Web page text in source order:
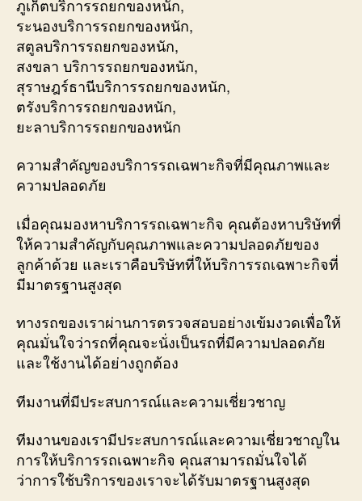
ภูเก็ตบริการรถยกของหนัก,
ระนองบริการรถยกของหนัก,
สตูลบริการรถยกของหนัก,
สงขลา บริการรถยกของหนัก,
สุราษฎร์ธานีบริการรถยกของหนัก,
ตรังบริการรถยกของหนัก,
ยะลาบริการรถยกของหนัก
ความสำคัญของบริการรถเฉพาะกิจที่มีคุณภาพและ
ความปลอดภัย
เมื่อคุณมองหาบริการรถเฉพาะกิจ คุณต้องหาบริษัทที่
ให้ความสำคัญกับคุณภาพและความปลอดภัยของ
ลูกค้าด้วย และเราคือบริษัทที่ให้บริการรถเฉพาะกิจที่
มีมาตรฐานสูงสุด
ทางรถของเราผ่านการตรวจสอบอย่างเข้มงวดเพื่อให้
คุณมั่นใจว่ารถที่คุณจะนั่งเป็นรถที่มีความปลอดภัย
และใช้งานได้อย่างถูกต้อง
ทีมงานที่มีประสบการณ์และความเชี่ยวชาญ
ทีมงานของเรามีประสบการณ์และความเชี่ยวชาญใน
การให้บริการรถเฉพาะกิจ คุณสามารถมั่นใจได้
ว่าการใช้บริการของเราจะได้รับมาตรฐานสูงสุด